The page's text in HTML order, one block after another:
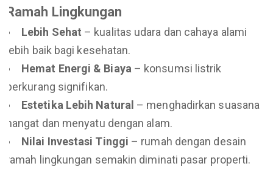
Ramah Lingkungan
Lebih Sehat – kualitas udara dan cahaya alami
lebih baik bagi kesehatan.
Hemat Energi & Biaya – konsumsi listrik
berkurang signifikan.
Estetika Lebih Natural – menghadirkan suasana
hangat dan menyatu dengan alam.
Nilai Investasi Tinggi – rumah dengan desain
ramah lingkungan semakin diminati pasar properti.